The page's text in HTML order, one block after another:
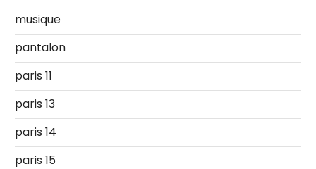
musique
pantalon
paris 11
paris 13
paris 14
paris 15